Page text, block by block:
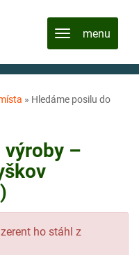
» Hledáme posilu do
výroby –
ho stáhl z